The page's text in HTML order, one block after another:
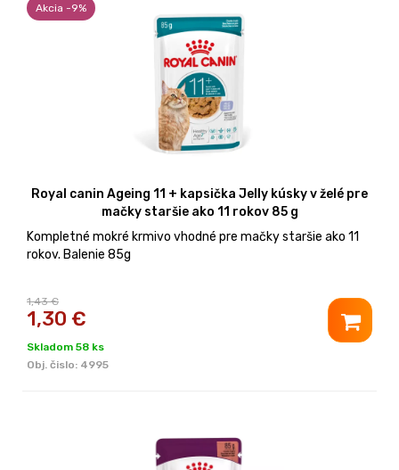
Akcia -9%
Royal canin Ageing 11 + kapsička Jelly kúsky v želé pre
mačky staršie ako 11 rokov 85 g
Kompletné mokré krmivo vhodné pre mačky staršie ako 11
rokov. Balenie 85g
1,43 €
1,30 €
Skladom 58 ks
Obj. čislo: 4995